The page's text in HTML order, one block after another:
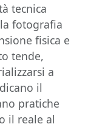
tecnica
fotografia
fisica e
tende,
a
il
pratiche
il reale al